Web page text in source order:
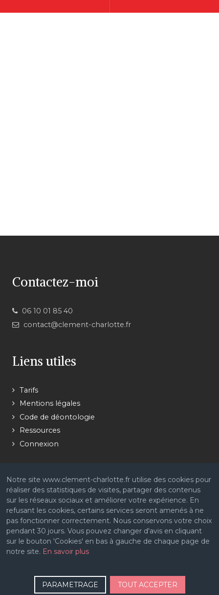
Contactez-moi
06 10 01 85 40
contact@clement-charlotte.fr
Liens utiles
Tarifs
Mentions légales
Code de déontologie
Ressources
Connexion
Notre site www.clement-charlotte.fr utilise des cookies pour
réaliser des statistiques de visites, partager des contenus
sur les réseaux sociaux et améliorer votre expérience. En
refusant les cookies, certains services seront amenés à ne
pas fonctionner correctement. Nous conservons votre choix
pendant 30 jours. Vous pouvez changer d'avis en cliquant
sur le bouton 'Cookies' en bas à gauche de chaque page de
notre site. En savoir plus
PARAMETRAGE TOUT ACCEPTER